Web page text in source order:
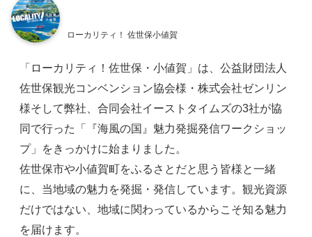
ローカリティ！ 佐世保小値賀
「ローカリティ！佐世保・小値賀」は、公益財団法人
佐世保観光コンベンション協会様・株式会社ゼンリン
様そして弊社、合同会社イーストタイムズの3社が協
同で行った「『海風の国』魅力発掘発信ワークショッ
プ」をきっかけに始まりました。
佐世保市や小値賀町をふるさとだと思う皆様と一緒
に、当地域の魅力を発掘・発信しています。観光資源
だけではない、地域に関わっているからこそ知る魅力
を届けます。